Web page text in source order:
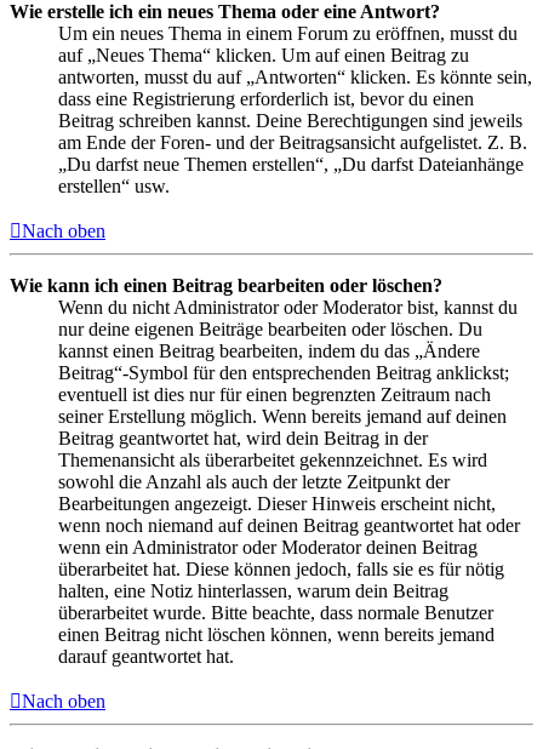
Wie erstelle ich ein neues Thema oder eine Antwort?
Um ein neues Thema in einem Forum zu eröffnen, musst du
auf „Neues Thema“ klicken. Um auf einen Beitrag zu
antworten, musst du auf „Antworten“ klicken. Es könnte sein,
dass eine Registrierung erforderlich ist, bevor du einen
Beitrag schreiben kannst. Deine Berechtigungen sind jeweils
am Ende der Foren- und der Beitragsansicht aufgelistet. Z. B.
„Du darfst neue Themen erstellen“, „Du darfst Dateianhänge
erstellen“ usw.
Nach oben
Wie kann ich einen Beitrag bearbeiten oder löschen?
Wenn du nicht Administrator oder Moderator bist, kannst du
nur deine eigenen Beiträge bearbeiten oder löschen. Du
kannst einen Beitrag bearbeiten, indem du das „Ändere
Beitrag“-Symbol für den entsprechenden Beitrag anklickst;
eventuell ist dies nur für einen begrenzten Zeitraum nach
seiner Erstellung möglich. Wenn bereits jemand auf deinen
Beitrag geantwortet hat, wird dein Beitrag in der
Themenansicht als überarbeitet gekennzeichnet. Es wird
sowohl die Anzahl als auch der letzte Zeitpunkt der
Bearbeitungen angezeigt. Dieser Hinweis erscheint nicht,
wenn noch niemand auf deinen Beitrag geantwortet hat oder
wenn ein Administrator oder Moderator deinen Beitrag
überarbeitet hat. Diese können jedoch, falls sie es für nötig
halten, eine Notiz hinterlassen, warum dein Beitrag
überarbeitet wurde. Bitte beachte, dass normale Benutzer
einen Beitrag nicht löschen können, wenn bereits jemand
darauf geantwortet hat.
Nach oben